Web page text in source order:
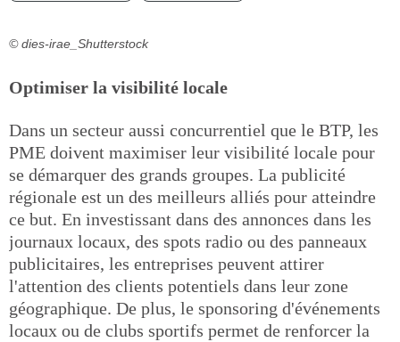
© dies-irae_Shutterstock
Optimiser la visibilité locale
Dans un secteur aussi concurrentiel que le BTP, les
PME doivent maximiser leur visibilité locale pour
se démarquer des grands groupes. La publicité
régionale est un des meilleurs alliés pour atteindre
ce but. En investissant dans des annonces dans les
journaux locaux, des spots radio ou des panneaux
publicitaires, les entreprises peuvent attirer
l'attention des clients potentiels dans leur zone
géographique. De plus, le sponsoring d'événements
locaux ou de clubs sportifs permet de renforcer la